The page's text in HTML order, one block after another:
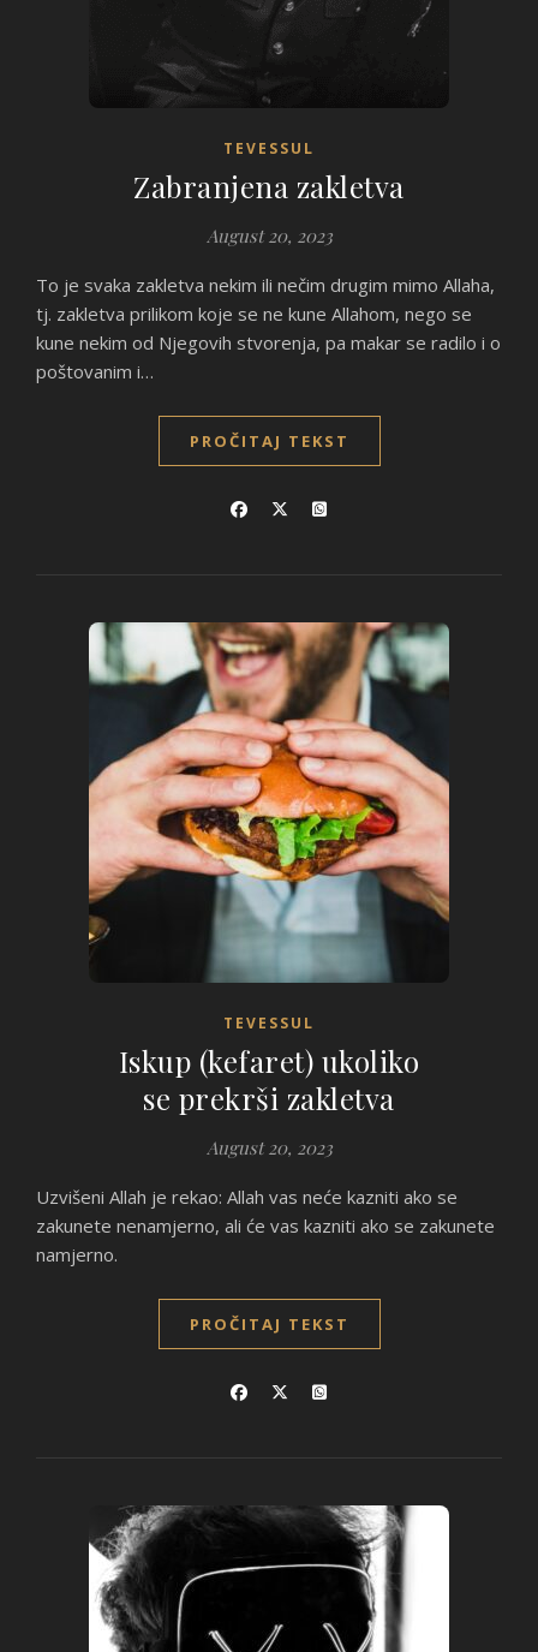
TEVESSUL
Zabranjena zakletva
August 20, 2023
To je svaka zakletva nekim ili nečim drugim mimo Allaha,
tj. zakletva prilikom koje se ne kune Allahom, nego se
kune nekim od Njegovih stvorenja, pa makar se radilo i o
poštovanim i…
PROČITAJ TEKST
TEVESSUL
Iskup (kefaret) ukoliko
se prekrši zakletva
August 20, 2023
Uzvišeni Allah je rekao: Allah vas neće kazniti ako se
zakunete nenamjerno, ali će vas kazniti ako se zakunete
namjerno.
PROČITAJ TEKST